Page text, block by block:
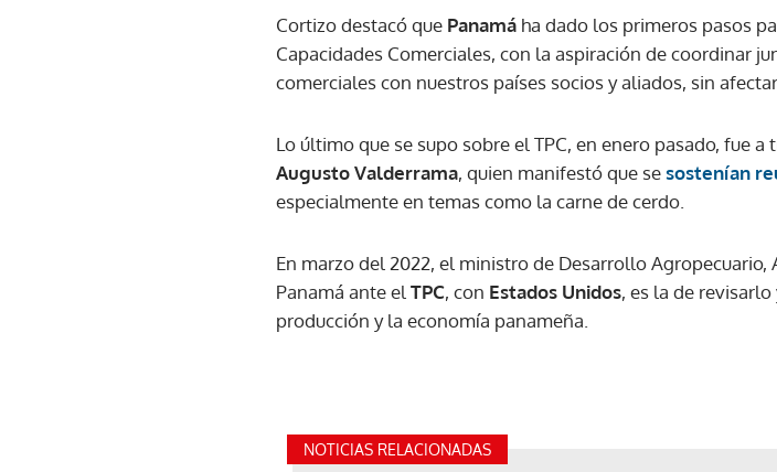
Cortizo destacó que Panamá ha dado los primeros pasos
Capacidades Comerciales, con la aspiración de coordinar
comerciales con nuestros países socios y aliados, sin
Lo último que se supo sobre el TPC, en enero pasado, fue a
Augusto Valderrama, quien manifestó que sesostenían
especialmente en temas como la carne de cerdo.
En marzo del 2022, el ministro de Desarrollo
Panamá ante el TPC, con Estados Unidos, es la de
producción y la economía panameña.
NOTICIAS RELACIONADAS